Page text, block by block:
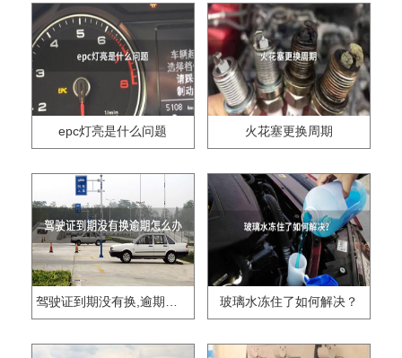
epc灯亮是什么问题 火花塞更换周期
驾驶证到期没有换,逾期怎么办?? 玻璃水冻住了如何解决？